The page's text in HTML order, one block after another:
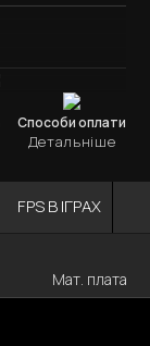
Способи оплати
Детальніше
FPS В ІГРАХ
Мат. плата